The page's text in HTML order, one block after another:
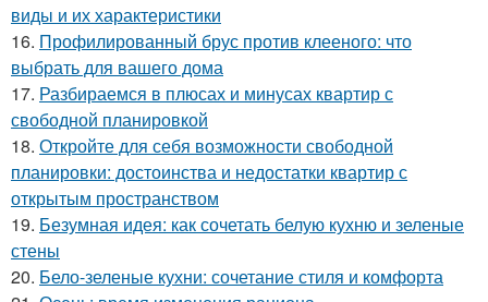
виды и их характеристики
16. Профилированный брус против клееного: что
выбрать для вашего дома
17. Разбираемся в плюсах и минусах квартир с
свободной планировкой
18. Откройте для себя возможности свободной
планировки: достоинства и недостатки квартир с
открытым пространством
19. Безумная идея: как сочетать белую кухню и зеленые
стены
20. Бело-зеленые кухни: сочетание стиля и комфорта